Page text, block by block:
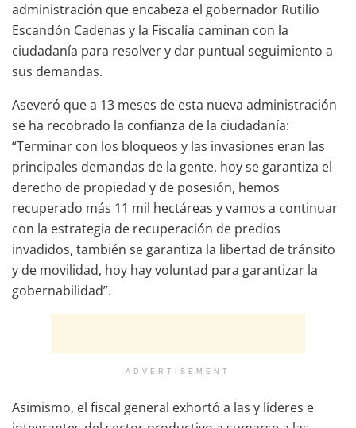
administración que encabeza el gobernador Rutilio
Escandón Cadenas y la Fiscalía caminan con la
ciudadanía para resolver y dar puntual seguimiento a
sus demandas.
Aseveró que a 13 meses de esta nueva administración
se ha recobrado la confianza de la ciudadanía:
“Terminar con los bloqueos y las invasiones eran las
principales demandas de la gente, hoy se garantiza el
derecho de propiedad y de posesión, hemos
recuperado más 11 mil hectáreas y vamos a continuar
con la estrategia de recuperación de predios
invadidos, también se garantiza la libertad de tránsito
y de movilidad, hoy hay voluntad para garantizar la
gobernabilidad”.
ADVERTISEMENT
Asimismo, el fiscal general exhortó a las y líderes e